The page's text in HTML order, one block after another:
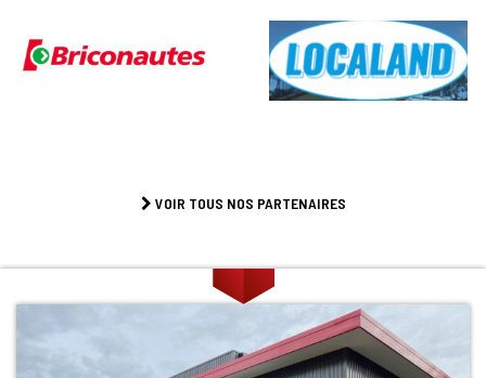
VOIR TOUS NOS PARTENAIRES